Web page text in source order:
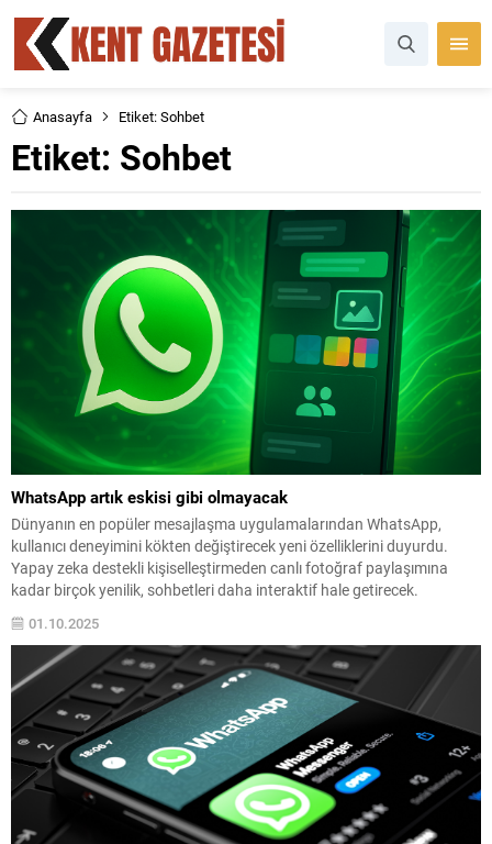
Anasayfa Etiket: Sohbet
Etiket: Sohbet
WhatsApp artık eskisi gibi olmayacak
Dünyanın en popüler mesajlaşma uygulamalarından WhatsApp,
kullanıcı deneyimini kökten değiştirecek yeni özelliklerini duyurdu.
Yapay zeka destekli kişiselleştirmeden canlı fotoğraf paylaşımına
kadar birçok yenilik, sohbetleri daha interaktif hale getirecek.
01.10.2025